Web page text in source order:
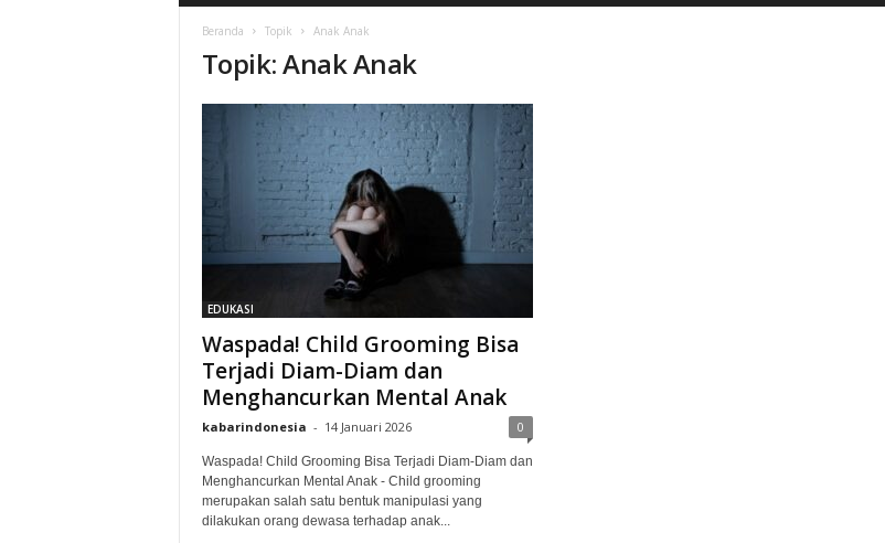
Beranda Topik Anak Anak
Topik: Anak Anak
EDUKASI
Waspada! Child Grooming Bisa
Terjadi Diam-Diam dan
Menghancurkan Mental Anak
kabarindonesia - 14 Januari 2026 0
Waspada! Child Grooming Bisa Terjadi Diam-Diam dan
Menghancurkan Mental Anak - Child grooming
merupakan salah satu bentuk manipulasi yang
dilakukan orang dewasa terhadap anak...